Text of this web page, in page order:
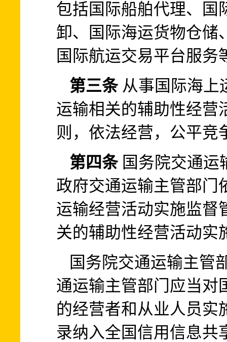
包括国际船舶代理、国
卸、国际海运货物仓储
国际航运交易平台服务
第三条 从事国际海上
运输相关的辅助性经营
则，依法经营，公平竞
第四条 国务院交通运
政府交通运输主管部门
运输经营活动实施监督
关的辅助性经营活动实
国务院交通运输主管
通运输主管部门应当对
的经营者和从业人员实
录纳入全国信用信息共